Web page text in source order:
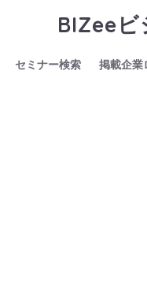
BIZee
セミナー検索 掲載企業